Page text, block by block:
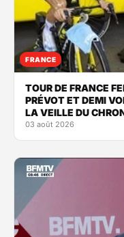
FRANCE
TOUR DE FRANCE
PRÉVOT ET DEMI
LA VEILLE DU
03 août 2026